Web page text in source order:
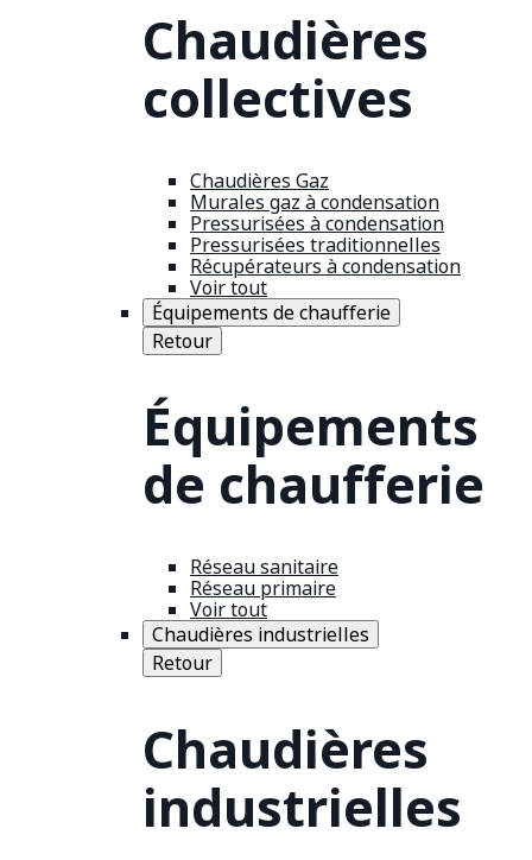
Chaudières
collectives
Chaudières Gaz
Murales gaz à condensation
Pressurisées à condensation
Pressurisées traditionnelles
Récupérateurs à condensation
Voir tout
Équipements de chaufferie
Retour
Équipements
de chaufferie
Réseau sanitaire
Réseau primaire
Voir tout
Chaudières industrielles
Retour
Chaudières
industrielles